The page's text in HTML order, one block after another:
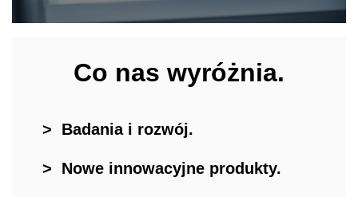
Co nas wyróżnia.
> Badania i rozwój.
> Nowe innowacyjne produkty.